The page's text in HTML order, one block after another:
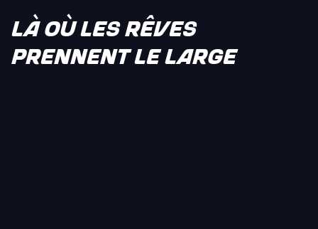
LÀ OÙ LES RÊVES
PRENNENT LE LARGE